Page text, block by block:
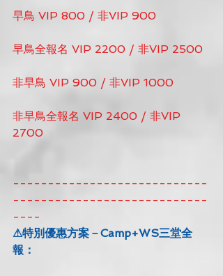
早鳥 VIP 800 / 非VIP 900
早鳥全報名 VIP 2200 / 非VIP 2500
非早鳥 VIP 900 / 非VIP 1000
非早鳥全報名 VIP 2400 / 非VIP
2700
----------------------------
----------------------------
----
⚠特別優惠方案－Camp+WS三堂全
報：